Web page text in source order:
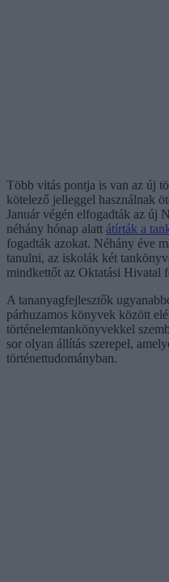
Több vitás pontja is van az új
kötelező jelleggel használnak
Január végén elfogadták az új
néhány hónap alatt átírták a
fogadták azokat. Néhány éve
tanulni, az iskolák két
mindkettőt az Oktatási Hivatal
A tananyagfejlesztők
párhuzamos könyvek között
történelemtankönyvekkel
sor olyan állítás szerepel,
történettudományban.